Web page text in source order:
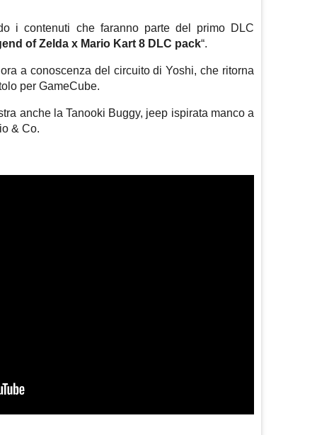
i contenuti che faranno parte del primo DLC
of Zelda x Mario Kart 8 DLC pack“.
a conoscenza del circuito di Yoshi, che ritorna
per GameCube.
anche la Tanooki Buggy, jeep ispirata manco a
& Co.